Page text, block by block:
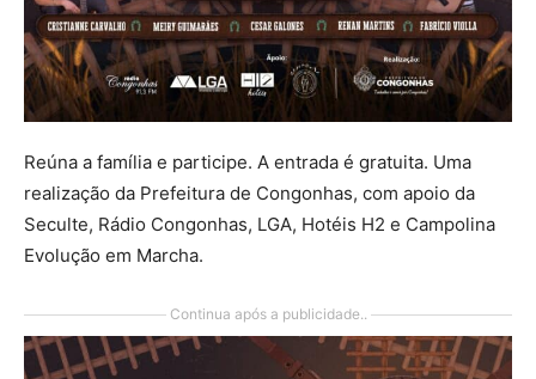
Reúna a família e participe. A entrada é gratuita. Uma
realização da Prefeitura de Congonhas, com apoio da
Seculte, Rádio Congonhas, LGA, Hotéis H2 e Campolina
Evolução em Marcha.
Continua após a publicidade..